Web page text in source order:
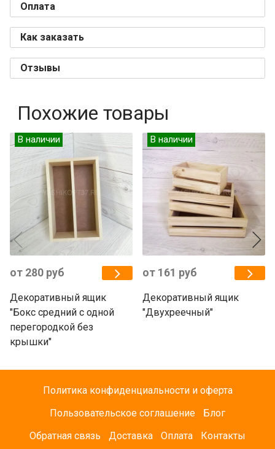
Оплата
Как заказать
Отзывы
Похожие товары
В наличии
от 280 руб
Декоративный ящик
"Бокс средний с одной
перегородкой без
крышки"
В наличии
от 161 руб
Декоративный ящик
"Двухреечный"
Политика конфиденциальности и оферта
Пользовательское соглашение
Блог
Обратная связь
Доставка Оплата Контакты